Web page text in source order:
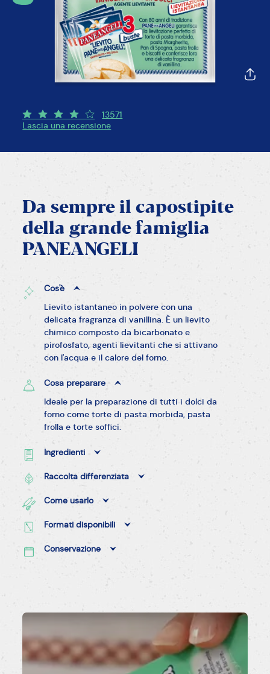
13571
Lascia una recensione
Da sempre il capostipite
della grande famiglia
PANEANGELI
Cos'è
Lievito istantaneo in polvere con una
delicata fragranza di vanillina. È un lievito
chimico composto da bicarbonato e
pirofosfato, agenti lievitanti che si attivano
con l'acqua e il calore del forno.
Cosa preparare
Ideale per la preparazione di tutti i dolci da
forno come torte di pasta morbida, pasta
frolla e torte soffici.
Ingredienti
Raccolta differenziata
Come usarlo
Formati disponibili
Conservazione